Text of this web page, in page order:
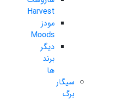
Harvest
مودز
Moods
دیگر
برند
ها
سیگار
برگ